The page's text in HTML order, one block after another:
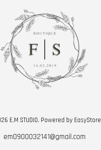
E.M STUDIO. Powered by EasyStore
em0900032141@gmail.com